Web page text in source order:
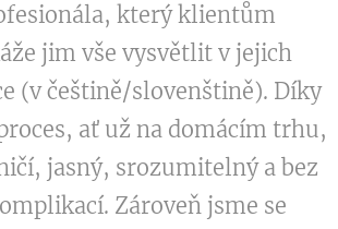
který klientům
jim vše vysvětlit v jejich
(v češtině/slovenštině). Díky
ať už na domácím trhu,
jasný, srozumitelný a bez
Zároveň jsme se